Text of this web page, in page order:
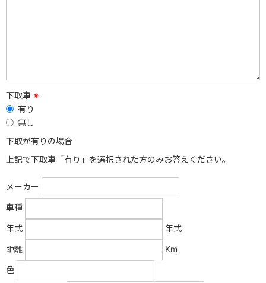
下取車 ※
有り
無し
下取が有りの場合
上記で下取車「有り」を選択された方のみお答えください。
メーカー
車種
年式 年式
距離 Km
色